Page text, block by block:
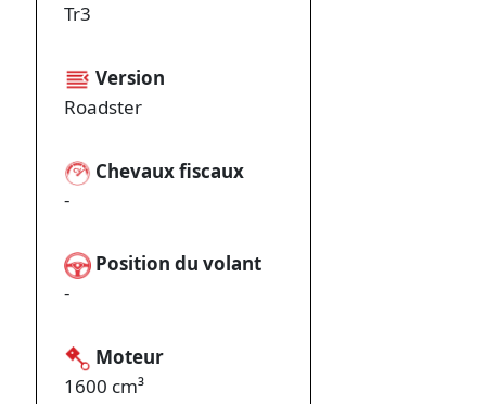
Tr3
Version
Roadster
Chevaux fiscaux
-
Position du volant
-
Moteur
1600 cm³